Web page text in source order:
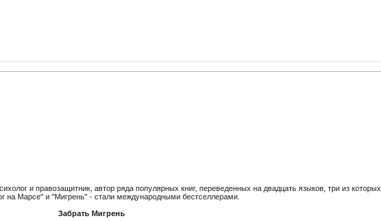
и правозащитник, автор ряда популярных книг, переведенных на двадцать языков, три из которых
на Марсе" и "Мигрень" - стали международными бестселлерами.
Забрать Мигрень